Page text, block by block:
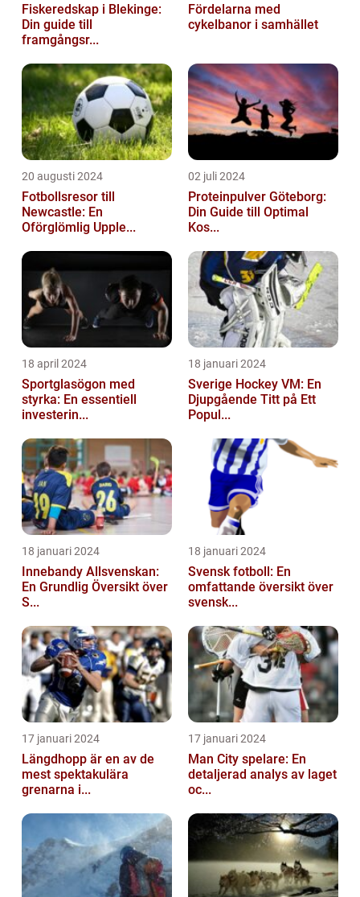
Fiskeredskap i Blekinge:
Din guide till
framgångsr...
Fördelarna med
cykelbanor i samhället
20 augusti 2024
Fotbollsresor till
Newcastle: En
Oförglömlig Upple...
02 juli 2024
Proteinpulver Göteborg:
Din Guide till Optimal
Kos...
18 april 2024
Sportglasögon med
styrka: En essentiell
investerin...
18 januari 2024
Sverige Hockey VM: En
Djupgående Titt på Ett
Popul...
18 januari 2024
Innebandy Allsvenskan:
En Grundlig Översikt över
S...
18 januari 2024
Svensk fotboll: En
omfattande översikt över
svensk...
17 januari 2024
Längdhopp är en av de
mest spektakulära
grenarna i...
17 januari 2024
Man City spelare: En
detaljerad analys av laget
oc...